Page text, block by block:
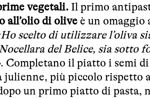
vegetali. Il primo
all’olio di olive è un
scelto di utilizzare l’oliva
del Belice, sia sotto
. Completano il piatto i semi
julienne, più piccolo rispetto
un primo piatto di pasta,